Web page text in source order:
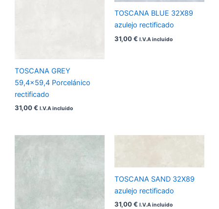
TOSCANA GREY
59,4×59,4 Porcelánico
rectificado
31,00€ I.V.A incluido
TOSCANA BLUE 32X89
azulejo rectificado
31,00€ I.V.A incluido
TOSCANA SAND 32X89
azulejo rectificado
31,00€ I.V.A incluido